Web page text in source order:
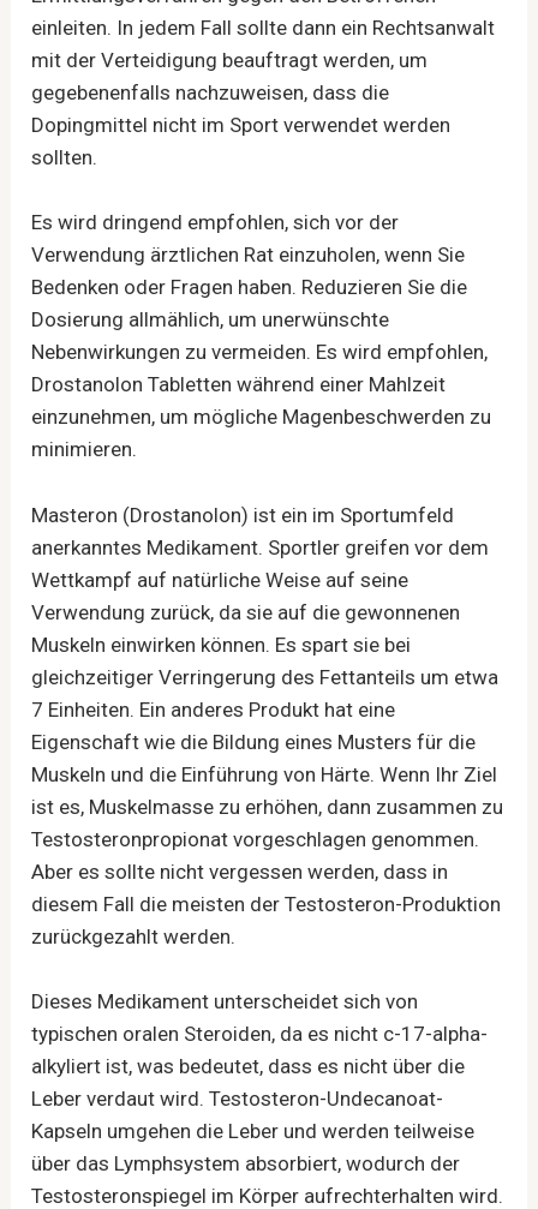
einleiten. In jedem Fall sollte dann ein Rechtsanwalt
mit der Verteidigung beauftragt werden, um
gegebenenfalls nachzuweisen, dass die
Dopingmittel nicht im Sport verwendet werden
sollten.
Es wird dringend empfohlen, sich vor der
Verwendung ärztlichen Rat einzuholen, wenn Sie
Bedenken oder Fragen haben. Reduzieren Sie die
Dosierung allmählich, um unerwünschte
Nebenwirkungen zu vermeiden. Es wird empfohlen,
Drostanolon Tabletten während einer Mahlzeit
einzunehmen, um mögliche Magenbeschwerden zu
minimieren.
Masteron (Drostanolon) ist ein im Sportumfeld
anerkanntes Medikament. Sportler greifen vor dem
Wettkampf auf natürliche Weise auf seine
Verwendung zurück, da sie auf die gewonnenen
Muskeln einwirken können. Es spart sie bei
gleichzeitiger Verringerung des Fettanteils um etwa
7 Einheiten. Ein anderes Produkt hat eine
Eigenschaft wie die Bildung eines Musters für die
Muskeln und die Einführung von Härte. Wenn Ihr Ziel
ist es, Muskelmasse zu erhöhen, dann zusammen zu
Testosteronpropionat vorgeschlagen genommen.
Aber es sollte nicht vergessen werden, dass in
diesem Fall die meisten der Testosteron-Produktion
zurückgezahlt werden.
Dieses Medikament unterscheidet sich von
typischen oralen Steroiden, da es nicht c-17-alpha-
alkyliert ist, was bedeutet, dass es nicht über die
Leber verdaut wird. Testosteron-Undecanoat-
Kapseln umgehen die Leber und werden teilweise
über das Lymphsystem absorbiert, wodurch der
Testosteronspiegel im Körper aufrechterhalten wird.